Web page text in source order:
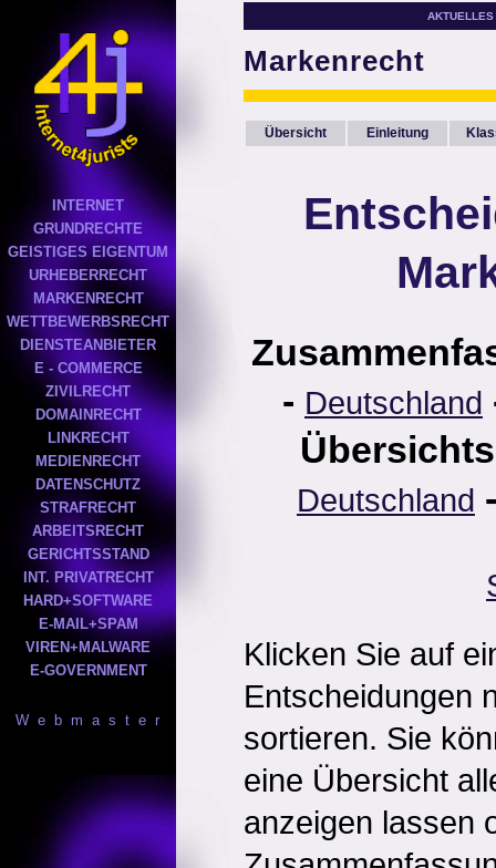
INTERNET
GRUNDRECHTE
GEISTIGES EIGENTUM
URHEBERRECHT
MARKENRECHT
WETTBEWERBSRECHT
DIENSTEANBIETER
E - COMMERCE
ZIVILRECHT
DOMAINRECHT
LINKRECHT
MEDIENRECHT
DATENSCHUTZ
STRAFRECHT
ARBEITSRECHT
GERICHTSSTAND
INT. PRIVATRECHT
HARD+SOFTWARE
E-MAIL+SPAM
VIREN+MALWARE
E-GOVERNMENT
W e b m a s t e r
AKTUELLES
Markenrecht
Übersicht Einleitung
- Deutschland
Deutschland
Klicken Sie auf
Entscheidungen
sortieren. Sie
eine Übersicht
anzeigen lassen